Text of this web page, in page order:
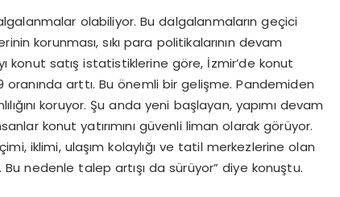
olabiliyor. Bu dalgalanmaların geçici
korunması, sıkı para politikalarının devam
konut satış istatistiklerine göre, İzmir’de konut
oranında arttı. Bu önemli bir gelişme. Pandemiden
koruyor. Şu anda yeni başlayan, yapımı devam
konut yatırımını güvenli liman olarak görüyor.
iklimi, ulaşım kolaylığı ve tatil merkezlerine olan
nedenle talep artışı da sürüyor” diye konuştu.